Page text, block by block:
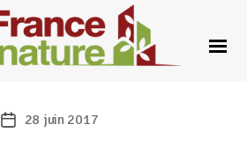
France
Date28 juin 2017